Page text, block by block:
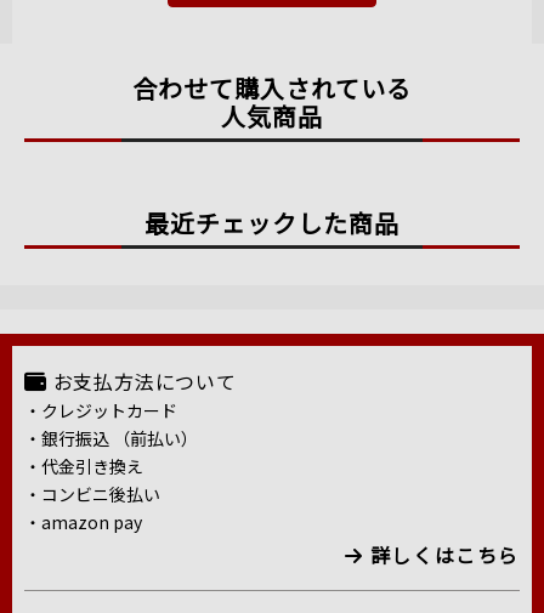
合わせて購入されている
人気商品
最近チェックした商品
お支払方法について
・クレジットカード
・銀行振込 （前払い）
・代金引き換え
・コンビニ後払い
・amazon pay
詳しくはこちら